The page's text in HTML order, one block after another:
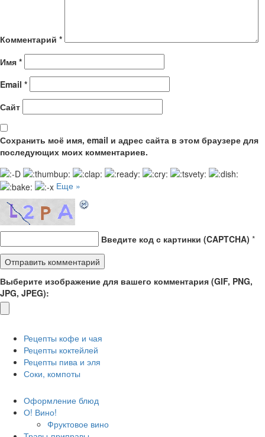
Комментарий *
Имя *
Email *
Сайт
Сохранить моё имя, email и адрес сайта в этом браузере для
последующих моих комментариев.
Еще »
Введите код с картинки (CAPTCHA) *
Выберите изображение для вашего комментария (GIF, PNG,
JPG, JPEG):
Рецепты кофе и чая
Рецепты коктейлей
Рецепты пива и эля
Соки, компоты
Оформление блюд
О! Вино!
Фруктовое вино